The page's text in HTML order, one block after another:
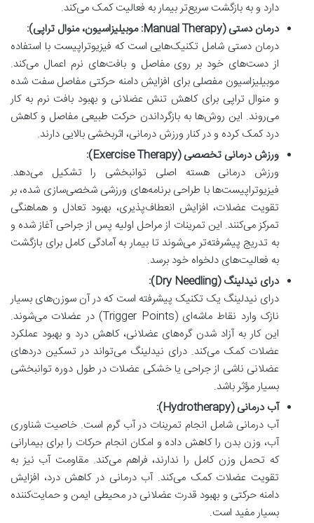
دارد و به بازگشت سریع‌تر بیمار به فعالیت کمک می‌کند.
درمان دستی (Manual Therapy: موبیلیزاسیون، منوال تراپی):
درمان دستی شامل تکنیک‌هایی است که فیزیوتراپیست با استفاده
از دست‌های خود بر روی مفاصل و بافت‌های نرم اعمال می‌کند.
موبیلیزاسیون مفصلی برای افزایش دامنه حرکتی مفاصل سفت شده
و منوال تراپی برای کاهش تنش عضلانی و بهبود بافت نرم به کار
می‌روند. این روش‌ها به بازگرداندن حرکت طبیعی مفاصل و کاهش
درد کمک کرده و در کنار ورزش درمانی، اثربخشی بالایی دارند.
ورزش درمانی تخصصی (Exercise Therapy):
ورزش درمانی هسته اصلی توانبخشی را تشکیل می‌دهد.
فیزیوتراپیست‌ها با طراحی برنامه‌های ورزشی شخصی‌سازی شده، بر
تقویت عضلات، افزایش انعطاف‌پذیری، بهبود تعادل و هماهنگی
تمرکز می‌کنند. این تمرینات از مراحل اولیه پس از جراحی آغاز شده و
به تدریج پیشرفته‌تر می‌شوند تا بیمار به آمادگی کامل برای بازگشت
به فعالیت‌های دلخواه خود برسد.
درای نیدلینگ (Dry Needling):
درای نیدلینگ یک تکنیک پیشرفته است که در آن سوزن‌های بسیار
نازک وارد نقاط ماشه‌ای (Trigger Points) در عضلات می‌شوند.
این کار به آزاد شدن گره‌های عضلانی، کاهش درد و بهبود عملکرد
عضلات کمک می‌کند. درای نیدلینگ می‌تواند در تسکین دردهای
عضلانی ناشی از جراحی یا خشکی عضلات در طول دوره توانبخشی
بسیار مؤثر باشد.
آب درمانی (Hydrotherapy):
آب درمانی شامل انجام تمرینات در آب گرم است. خاصیت شناوری
آب، وزن بدن را کاهش داده و امکان انجام حرکات را برای بیمارانی
که تحمل وزن کامل را ندارند، فراهم می‌کند. مقاومت آب نیز به
تقویت عضلات کمک می‌کند. آب درمانی در کاهش درد، افزایش
دامنه حرکتی و بهبود قدرت عضلانی در محیطی ایمن و حمایت‌کننده
بسیار مفید است.